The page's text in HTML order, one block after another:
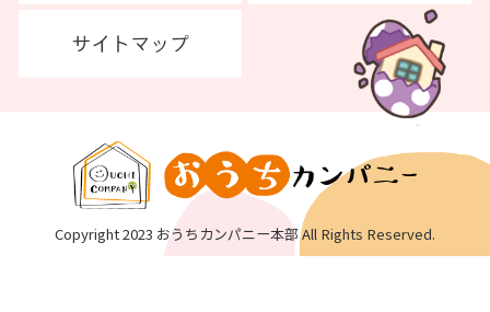
Copyright 2023 おうちカンパニー本部 All Rights Reserved.